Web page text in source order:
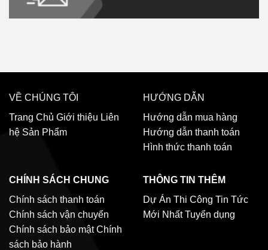
VỀ CHÚNG TÔI
Trang Chủ Giới thiệu Liên
hệ Sản Phẩm
HƯỚNG DẪN
Hướng dẫn mua hàng
Hướng dẫn thanh toán
Hình thức thanh toán
CHÍNH SÁCH CHUNG
Chính sách thanh toán
Chính sách vận chuyển
Chính sách bảo mật Chính
sách bảo hành
THÔNG TIN THÊM
Dự Án Thi Công Tin Tức
Mới Nhất Tuyển dụng